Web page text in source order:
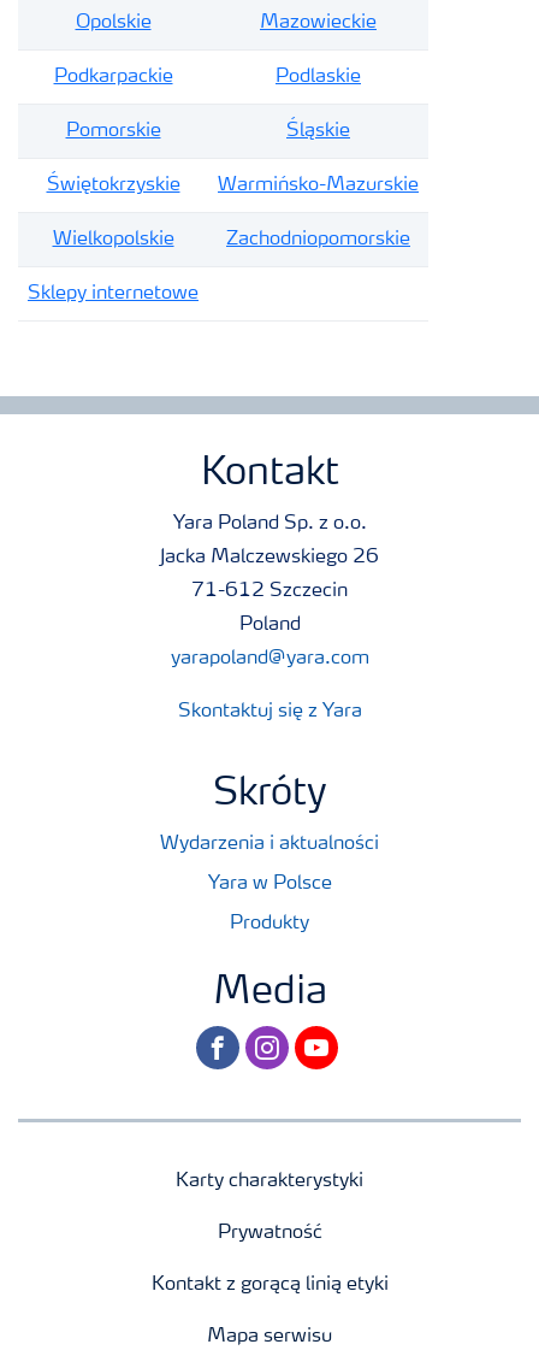
Opolskie Mazowieckie
Podkarpackie Podlaskie
Pomorskie Śląskie
Świętokrzyskie Warmińsko-Mazurskie
Wielkopolskie Zachodniopomorskie
Sklepy internetowe
Kontakt
Yara Poland Sp. z o.o.
Jacka Malczewskiego 26
71-612 Szczecin
Poland
yarapoland@yara.com
Skontaktuj się z Yara
Skróty
Wydarzenia i aktualności
Yara w Polsce
Produkty
Media
facebookinstagram
youtube
Karty charakterystyki
Prywatność
Kontakt z gorącą linią etyki
Mapa serwisu